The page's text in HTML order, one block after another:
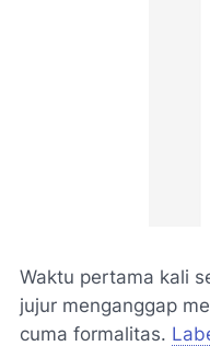
Waktu pertama kali
jujur menganggap
cuma formalitas.